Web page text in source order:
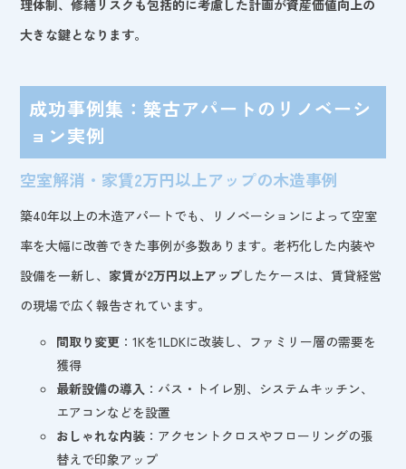
理体制、修繕リスクも包括的に考慮した計画が資産価値向上の
大きな鍵となります。
成功事例集：築古アパートのリノベーシ
ョン実例
空室解消・家賃2万円以上アップの木造事例
築40年以上の木造アパートでも、リノベーションによって空室
率を大幅に改善できた事例が多数あります。老朽化した内装や
設備を一新し、 家賃が2万円以上アップしたケースは、賃貸経営
の現場で広く報告されています。
間取り変更 ：1Kを1LDKに改装し、ファミリー層の需要を
獲得
最新設備の導入 ：バス・トイレ別、システムキッチン、
エアコンなどを設置
おしゃれな内装 ：アクセントクロスやフローリングの張
替えで印象アップ